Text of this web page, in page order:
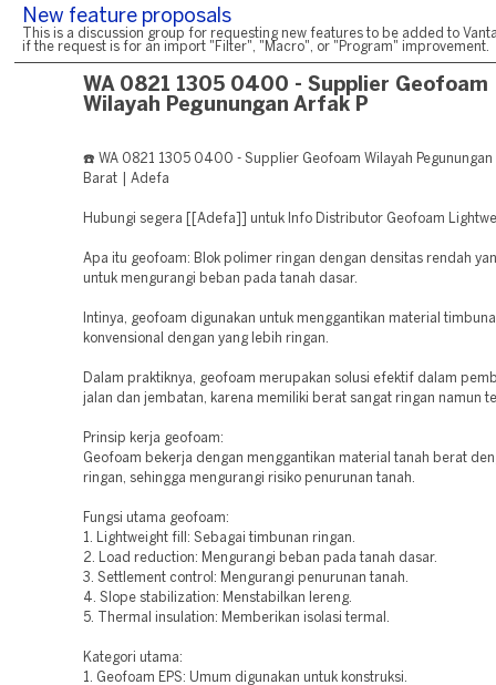
New feature proposals
This is a discussion group for requesting new features to be added to
if the request is for an import "Filter", "Macro", or "Program" improvement.
WA 0821 1305 0400 - Supplier Geofoam
Wilayah Pegunungan Arfak P
☎️ WA 0821 1305 0400 - Supplier Geofoam Wilayah Pegunungan
Barat | Adefa
Hubungi segera [[Adefa]] untuk Info Distributor Geofoam
Apa itu geofoam: Blok polimer ringan dengan densitas rendah
untuk mengurangi beban pada tanah dasar.
Intinya, geofoam digunakan untuk menggantikan material
konvensional dengan yang lebih ringan.
Dalam praktiknya, geofoam merupakan solusi efektif dalam
jalan dan jembatan, karena memiliki berat sangat ringan namun
Prinsip kerja geofoam:
Geofoam bekerja dengan menggantikan material tanah berat
ringan, sehingga mengurangi risiko penurunan tanah.
Fungsi utama geofoam:
1. Lightweight fill: Sebagai timbunan ringan.
2. Load reduction: Mengurangi beban pada tanah dasar.
3. Settlement control: Mengurangi penurunan tanah.
4. Slope stabilization: Menstabilkan lereng.
5. Thermal insulation: Memberikan isolasi termal.
Kategori utama:
1. Geofoam EPS: Umum digunakan untuk konstruksi.